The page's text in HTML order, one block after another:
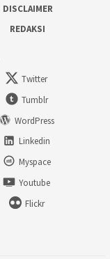
DISCLAIMER
REDAKSI
Twitter
Tumblr
WordPress
Linkedin
Myspace
Youtube
Flickr